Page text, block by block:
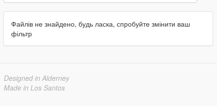
Файлів не знайдено, будь ласка, спробуйте змінити ваш
фільтр
Designed in Alderney
Made in Los Santos